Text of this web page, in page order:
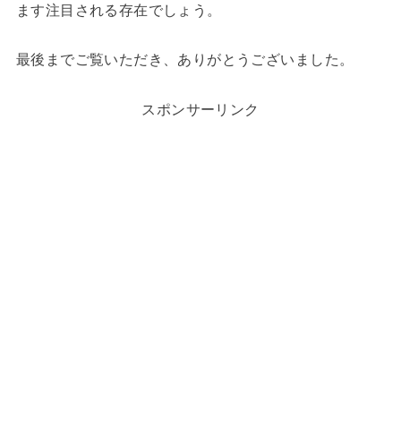
ます注目される存在でしょう。
最後までご覧いただき、ありがとうございました。
スポンサーリンク